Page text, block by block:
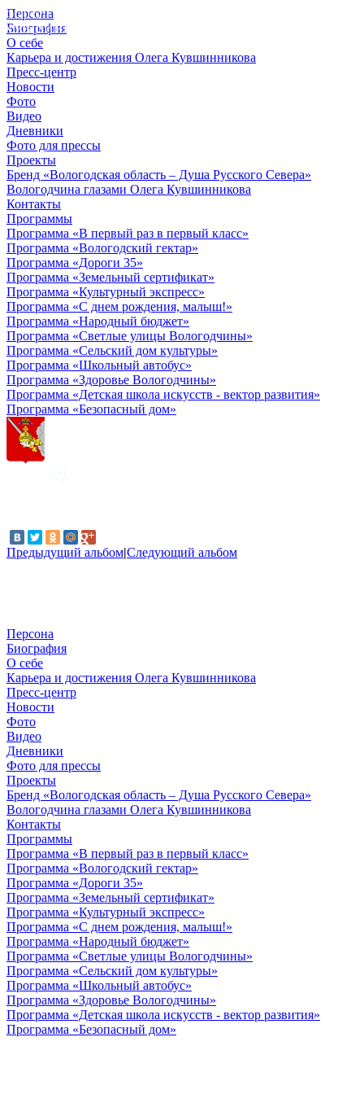
Персона
Биография
О себе
Карьера и достижения Олега Кувшинникова
Пресс-центр
Новости
Фото
Видео
Дневники
Фото для прессы
Проекты
Бренд «Вологодская область – Душа Русского Севера»
Вологодчина глазами Олега Кувшинникова
Контакты
Программы
Программа «В первый раз в первый класс»
Программа «Вологодский гектар»
Программа «Дороги 35»
Программа «Земельный сертификат»
Программа «Культурный экспресс»
Программа «С днем рождения, малыш!»
Программа «Народный бюджет»
Программа «Светлые улицы Вологодчины»
Программа «Сельский дом культуры»
Программа «Школьный автобус»
Программа «Здоровье Вологодчины»
Программа «Детская школа искусств - вектор развития»
Программа «Безопасный дом»
Предыдущий альбом|Следующий альбом
© 2012 - 2023,
КУВШИННИКОВ О.А.
Персона
Биография
О себе
Карьера и достижения Олега Кувшинникова
Пресс-центр
Новости
Фото
Видео
Дневники
Фото для прессы
Проекты
Бренд «Вологодская область – Душа Русского Севера»
Вологодчина глазами Олега Кувшинникова
Контакты
Программы
Программа «В первый раз в первый класс»
Программа «Вологодский гектар»
Программа «Дороги 35»
Программа «Земельный сертификат»
Программа «Культурный экспресс»
Программа «С днем рождения, малыш!»
Программа «Народный бюджет»
Программа «Светлые улицы Вологодчины»
Программа «Сельский дом культуры»
Программа «Школьный автобус»
Программа «Здоровье Вологодчины»
Программа «Детская школа искусств - вектор развития»
Программа «Безопасный дом»